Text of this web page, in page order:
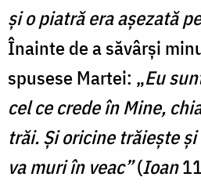
și o piatră era așezată
Înainte de a săvârși
spusese Martei: „Eu
cel ce crede în Mine,
trăi. Și oricine trăiește
va muri în veac”(Ioan